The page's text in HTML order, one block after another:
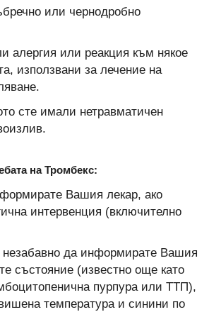
или чернодробно
алергия или реакция към някое
използвани за лечение на
сте имали нетравматичен
на Тромбекс:
Вашия лекар, ако
интервенция (включително
да информирате Вашия
състояние (известно още като
пурпура или ТТП),
температура и синини по